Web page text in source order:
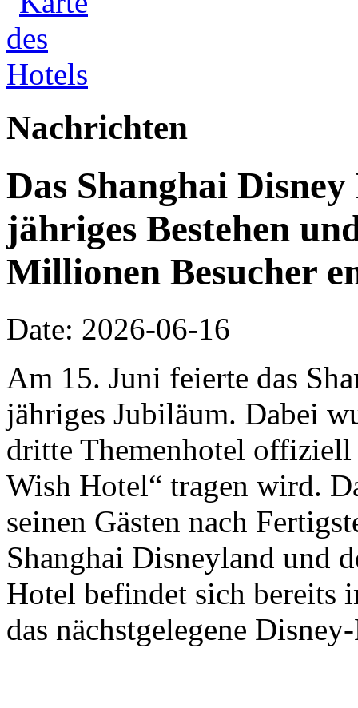
Nachrichten
Das Shanghai
jähriges Bestehen
Millionen Besucher
Date: 2026-06-16
Am 15. Juni feierte das
jähriges Jubiläum. Dabei
dritte Themenhotel offiziell
Wish Hotel“ tragen wird.
seinen Gästen nach
Shanghai Disneyland und
Hotel befindet sich bereits
das nächstgelegene